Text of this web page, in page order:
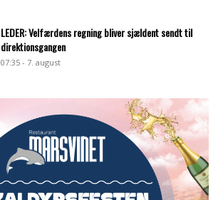
LEDER: Velfærdens regning bliver sjældent sendt til
direktionsgangen
07:35 - 7. august